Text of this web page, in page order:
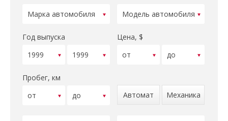
Год выпуска Цена, $
Пробег, км
Автомат
Механика